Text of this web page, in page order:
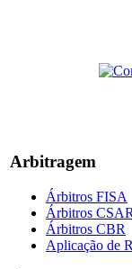
Arbitragem
Árbitros FISA
Árbitros CSAR
Árbitros CBR
Aplicação de